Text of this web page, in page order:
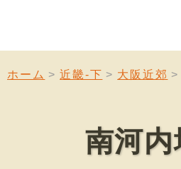
ホーム 近畿-下 大阪近郊
南河内